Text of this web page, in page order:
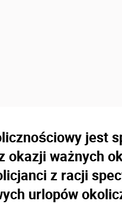
jest
okazji ważnych
z racji
urlopów